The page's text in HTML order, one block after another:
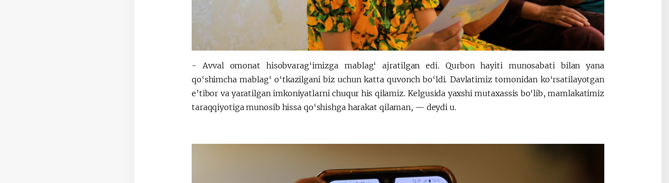
- Avval omonat hisobvarag‘imizga mablag‘ ajratilgan edi. Qurbon hayiti munosabati bilan yana
qo‘shimcha mablag‘ o‘tkazilgani biz uchun katta quvonch bo‘ldi. Davlatimiz tomonidan ko‘rsatilayotgan
e’tibor va yaratilgan imkoniyatlarni chuqur his qilamiz. Kelgusida yaxshi mutaxassis bo‘lib, mamlakatimiz
taraqqiyotiga munosib hissa qo‘shishga harakat qilaman, — deydi u.